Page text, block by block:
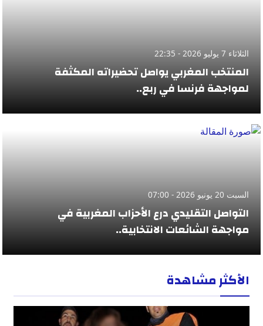
الثلاثاء 7 يوليو 2026 - 22:35
المنتخب المغربي يواصل تحضيراته المكثفة
لمواجهة فرنسا في ربع..
السبت 20 يونيو 2026 - 07:00
التواصل التقليدي درع الأحزاب المغربية في
مواجهة الشائعات الانتخابية..
الأكثر مشاهدة